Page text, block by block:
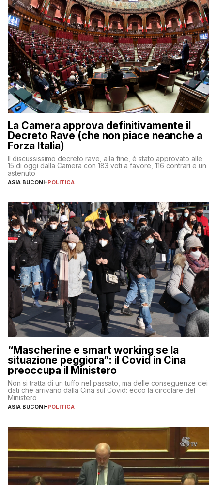
La Camera approva definitivamente il
Decreto Rave (che non piace neanche a
Forza Italia)
Il discussissimo decreto rave, alla fine, è stato approvato alle
15 di oggi dalla Camera con 183 voti a favore, 116 contrari e un
astenuto
ASIA BUCONI-POLITICA
“Mascherine e smart working se la
situazione peggiora”: il Covid in Cina
preoccupa il Ministero
Non si tratta di un tuffo nel passato, ma delle conseguenze dei
dati che arrivano dalla Cina sul Covid: ecco la circolare del
Ministero
ASIA BUCONI-POLITICA